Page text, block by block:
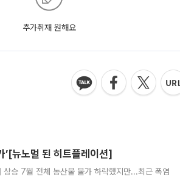
추가취재 원해요
’[뉴노멀 된 히트플레이션]
승 7월 전체 농산물 물가 하락했지만...최근 폭염